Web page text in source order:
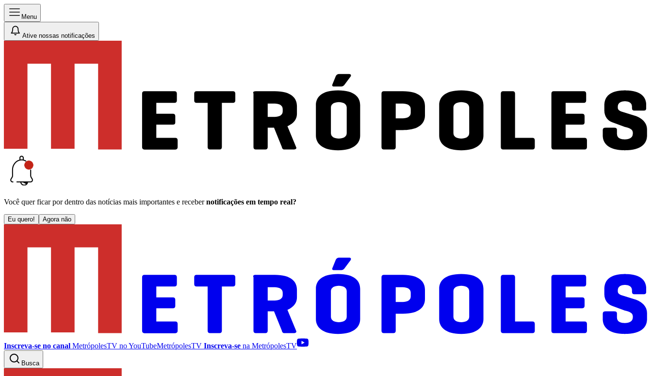
Menu
Ative nossas notificações
Você quer ficar por dentro das notícias mais importantes e receber notificações em tempo real?
Eu quero! Agora não
Inscreva-se no canal MetrópolesTV noYouTubeMetrópolesTV Inscreva-se na MetrópolesTV
Busca